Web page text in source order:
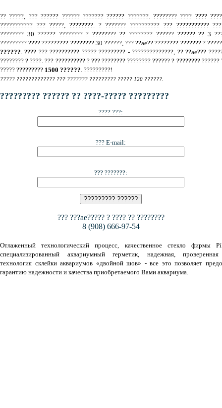
?? ?????, ??? ?????? ?????? ??????? ?????? ???????. ???????? ???? ????
??????????? ??? ?????, ????????. ? ??????? ?????????? ??? ???????????
???????? 30 ?????? ???????? ? ???????? ?? ???????? ?????? ?????? ?? 3
????????? ???? ????????? ???????? 30 ??????, ??? ??ae?? ???????? ??????? ?
??????. ???? ??? ?????????? ????? ????????? - ??????????????, ?? ??ae???
???????? ? ????. ??? ?????????? ? ??? ???????? ???????? ?????? ? ???????? ??????
????? ????????? 1500 ??????. ?????????!
????? ????????????? ??? ??????? ????????? ????? 120 ??????.
????????? ?????? ?? ????-????? ?????????
???? ???:
??? E-mail:
??? ???????:
??? ???ae????? ? ???? ?? ????????
8 (908) 666-97-54
Отлаженный технологический процесс, качественное стекло фирмы
специализированный аквариумный герметик, надежная,
технология склейки аквариумов «двойной шов» - все это позволяет
гарантию надежности и качества приобретаемого Вами аквариума.